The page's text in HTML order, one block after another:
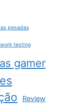
pesadas
testing
gamer
Review